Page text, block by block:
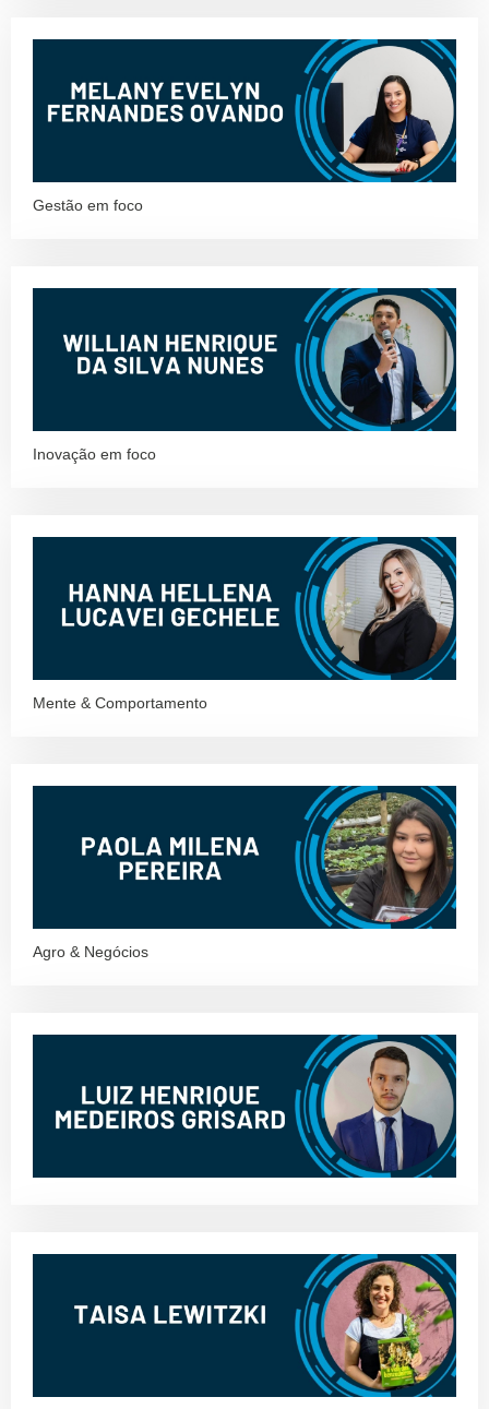
Gestão em foco
Inovação em foco
Mente & Comportamento
Agro & Negócios